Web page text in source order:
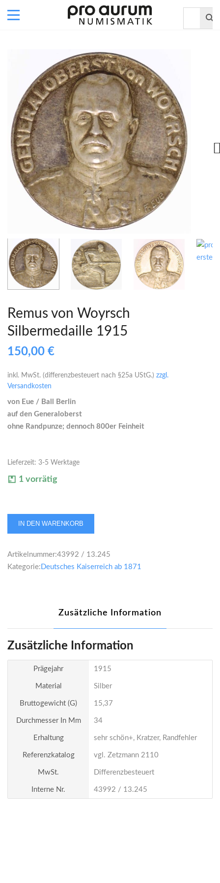
Remus von Woyrsch
Silbermedaille 1915
150,00 €
inkl. MwSt. (differenzbesteuert nach §25a UStG.) zzgl.
Versandkosten
von Eue / Ball Berlin
auf den Generaloberst
ohne Randpunze; dennoch 800er Feinheit
Lieferzeit: 3-5 Werktage
1 vorrätig
Remus
Silbermedaille
1915
IN DEN WARENKORB
Artikelnummer:43992 / 13.245
Kategorie: Deutsches Kaiserreich ab 1871
Zusätzliche Information
Zusätzliche Information
Prägejahr 1915
Material Silber
Bruttogewicht (g) 15,37
Durchmesser In Mm 34
Erhaltung sehr schön+, Kratzer, Randfehler
Referenzkatalog vgl. Zetzmann 2110
MwSt. Differenzbesteuert
Interne Nr. 43992 / 13.245